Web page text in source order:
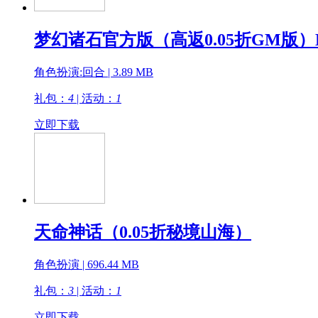
梦幻诸石官方版（高返0.05折GM版
角色扮演:回合 | 3.89 MB
礼包： 4 | 活动： 1
立即下载
天命神话（0.05折秘境山海）
角色扮演 | 696.44 MB
礼包： 3 | 活动： 1